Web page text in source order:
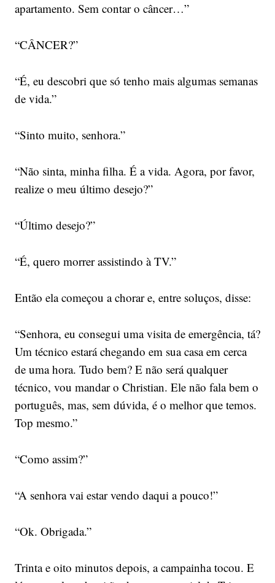
apartamento. Sem contar o câncer…”
“CÂNCER?”
“É, eu descobri que só tenho mais algumas semanas
de vida.”
“Sinto muito, senhora.”
“Não sinta, minha filha. É a vida. Agora, por favor,
realize o meu último desejo?”
“Último desejo?”
“É, quero morrer assistindo à TV.”
Então ela começou a chorar e, entre soluços, disse:
“Senhora, eu consegui uma visita de emergência, tá?
Um técnico estará chegando em sua casa em cerca
de uma hora. Tudo bem? E não será qualquer
técnico, vou mandar o Christian. Ele não fala bem o
português, mas, sem dúvida, é o melhor que temos.
Top mesmo.”
“Como assim?”
“A senhora vai estar vendo daqui a pouco!”
“Ok. Obrigada.”
Trinta e oito minutos depois, a campainha tocou. E